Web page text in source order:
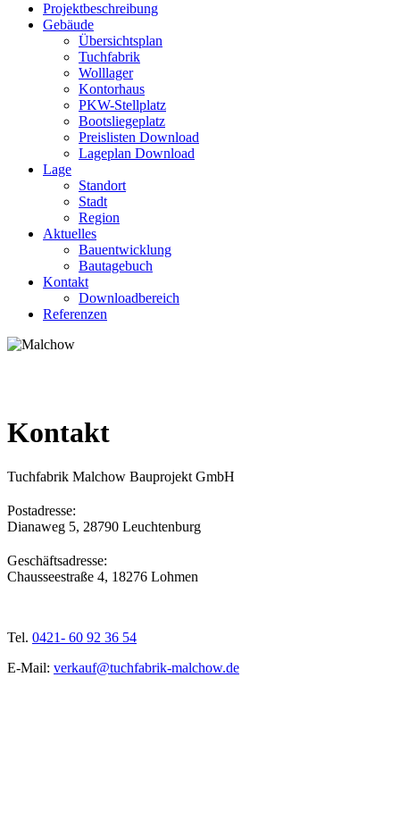
Projektbeschreibung
Gebäude
Übersichtsplan
Tuchfabrik
Wolllager
Kontorhaus
PKW-Stellplatz
Bootsliegeplatz
Preislisten Download
Lageplan Download
Lage
Standort
Stadt
Region
Aktuelles
Bauentwicklung
Bautagebuch
Kontakt
Downloadbereich
Referenzen
Kontakt
Tuchfabrik Malchow Bauprojekt GmbH
Postadresse:
Dianaweg 5, 28790 Leuchtenburg
Geschäftsadresse:
Chausseestraße 4, 18276 Lohmen
Tel. 0421- 60 92 36 54
E-Mail: verkauf@tuchfabrik-malchow.de